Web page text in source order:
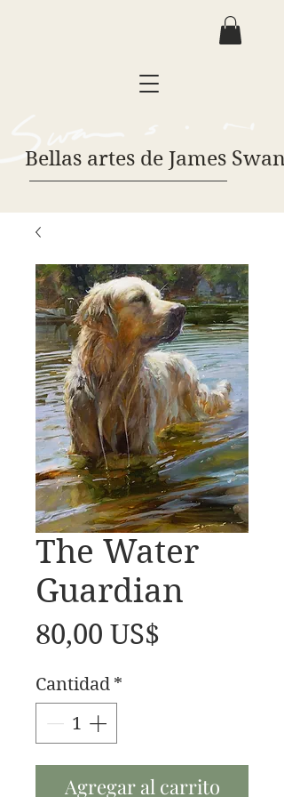
Bellas artes de James
The Water
Guardian
80,00 US$
Cantidad *
Agregar al carrito